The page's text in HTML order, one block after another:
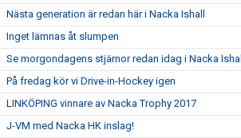
Nästa generation är redan här i Nacka Ishall
Inget lämnas åt slumpen
Se morgondagens stjärnor redan idag i Nacka Ishall
På fredag kör vi Drive-in-Hockey igen
LINKÖPING vinnare av Nacka Trophy 2017
J-VM med Nacka HK inslag!